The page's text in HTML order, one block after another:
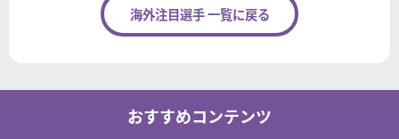
海外注目選手 一覧に戻る
おすすめコンテンツ